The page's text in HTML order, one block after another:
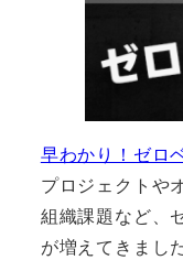
早わかり！ゼロ
プロジェクトや
組織課題など、
が増えてきまし